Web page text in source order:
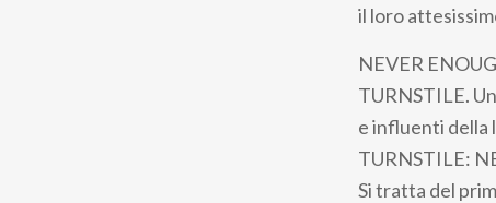
il loro
NEVER
TURNSTILE.
e influenti della
TURNSTILE:
Si tratta del